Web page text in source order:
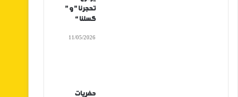
تحجرنا ” و ”
كسلنا “
11/05/2026
حفريات